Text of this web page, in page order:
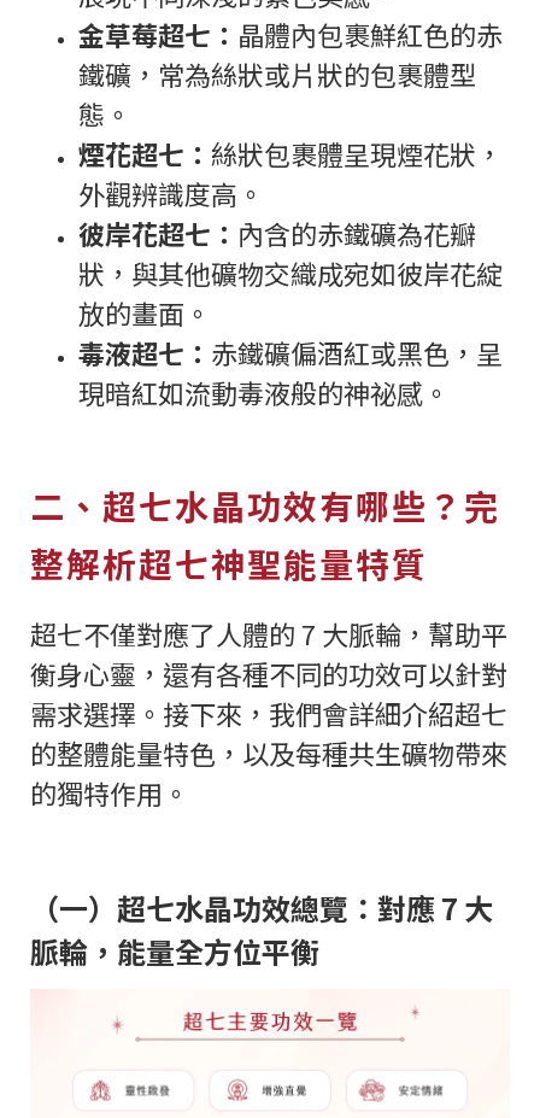
金草莓超七： 晶體內包裹鮮紅色的赤
鐵礦，常為絲狀或片狀的包裹體型
態。
煙花超七： 絲狀包裹體呈現煙花狀，
外觀辨識度高。
彼岸花超七： 內含的赤鐵礦為花瓣
狀，與其他礦物交織成宛如彼岸花綻
放的畫面。
毒液超七： 赤鐵礦偏酒紅或黑色，呈
現暗紅如流動毒液般的神祕感。
二、超七水晶功效有哪些？完
整解析超七神聖能量特質
超七不僅對應了人體的 7 大脈輪，幫助平
衡身心靈，還有各種不同的功效可以針對
需求選擇。接下來，我們會詳細介紹超七
的整體能量特色，以及每種共生礦物帶來
的獨特作用。
（一）超七水晶功效總覽：對應 7 大
脈輪，能量全方位平衡